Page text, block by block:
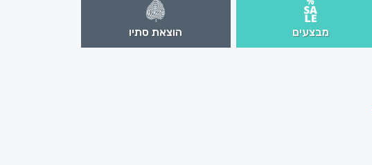
מבצעים הוצאת סתיו